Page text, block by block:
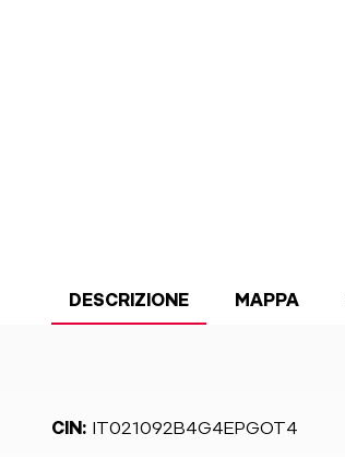
DESCRIZIONE MAPPA
CIN: IT021092B4G4EPGOT4